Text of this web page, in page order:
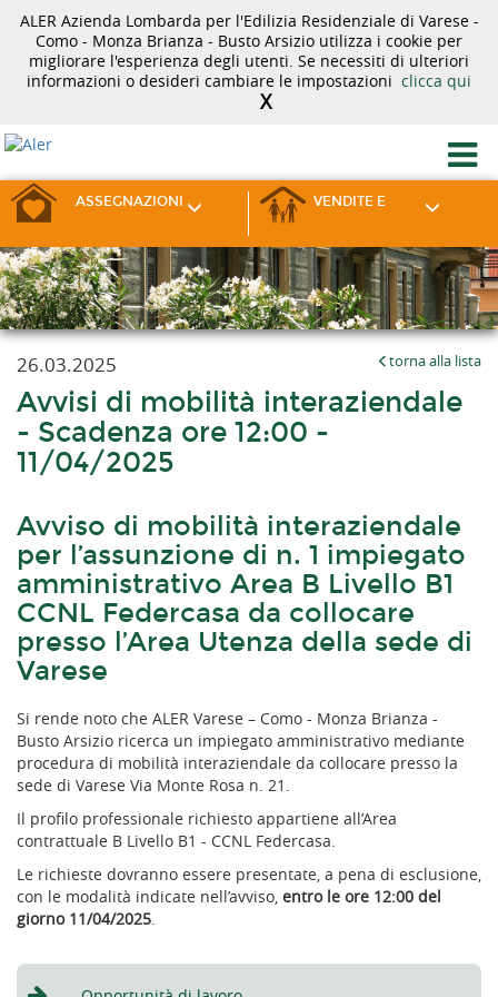
ALER Azienda Lombarda per l'Edilizia Residenziale di Varese -
Como - Monza Brianza - Busto Arsizio utilizza i cookie per
migliorare l'esperienza degli utenti. Se necessiti di ulteriori
informazioni o desideri cambiare le impostazioni clicca qui
X
ASSEGNAZIONI VENDITE E
26.03.2025 torna alla lista
Avvisi di mobilità interaziendale
- Scadenza ore 12:00 -
11/04/2025
Avviso di mobilità interaziendale
per l’assunzione di n. 1 impiegato
amministrativo Area B Livello B1
CCNL Federcasa da collocare
presso l’Area Utenza della sede di
Varese
Si rende noto che ALER Varese – Como - Monza Brianza -
Busto Arsizio ricerca un impiegato amministrativo mediante
procedura di mobilità interaziendale da collocare presso la
sede di Varese Via Monte Rosa n. 21.
Il profilo professionale richiesto appartiene all’Area
contrattuale B Livello B1 - CCNL Federcasa.
Le richieste dovranno essere presentate, a pena di esclusione,
con le modalità indicate nell’avviso, entro le ore 12:00 del
giorno 11/04/2025.